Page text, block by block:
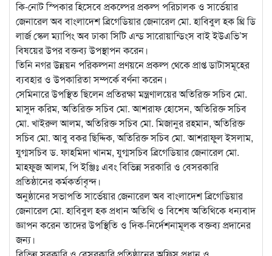
কি-নোট স্পিকার হিসেবে প্রকল্পের প্রকল্প পরিচালক ও সার্ভেয়ার
জেনারেল অব বাংলাদেশ ব্রিগেডিয়ার জেনারেল মো. হাবিবুল হক থ্রি ডি
লার্জ স্কেল ম্যাপিং অব ঢাকা সিটি এন্ড সারোয়ান্ডিংস বাই ইউএভি’স
বিষয়ের উপর বক্তব্য উপস্থাপন করেন।
তিনি নগর উন্নয়ন পরিকল্পনা প্রণয়নে প্রকল্প থেকে প্রাপ্ত ডাটাসমূহের
ব্যবহার ও উপকারিতা সম্পর্কে বর্ণনা করেন।
সেমিনারে উপস্থিত ছিলেন প্রতিরক্ষা মন্ত্রণালয়ের অতিরিক্ত সচিব মো.
মাসুদ করিম, অতিরিক্ত সচিব মো. আশরাফ হোসেন, অতিরিক্ত সচিব
মো. খাইরুল আলম, অতিরিক্ত সচিব মো. মিজানুর রহমান, অতিরিক্ত
সচিব মো. আবু বকর ছিদ্দিক, অতিরিক্ত সচিব মো. আশরাফুল ইসলাম,
যুগ্মসচিব ড. ফাহমিদা খানম, যুগ্মসচিব ব্রিগেডিয়ার জেনারেল মো.
মাহফুজ আলম, পি ইঞ্জিঃ এবং বিভিন্ন সরকারি ও বেসরকারি
প্রতিষ্ঠানের কর্মকর্তাবৃন্দ।
অনুষ্ঠানের সভাপতি সার্ভেয়ার জেনারেল অব বাংলাদেশ ব্রিগেডিয়ার
জেনারেল মো. হাবিবুল হক প্রধান অতিথি ও বিশেষ অতিথিকে ধন্যবাদ
জ্ঞাপন করেন তাদের উপস্থিতি ও দিক-নির্দেশনামূলক বক্তব্য প্রদানের
জন্য।